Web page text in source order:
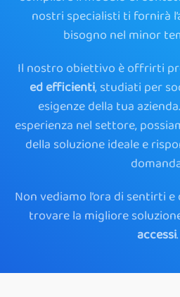
nostri specialisti ti fornirà
bisogno nel minor
Il nostro obiettivo è offrirti
ed efficienti, studiati per
esigenze della tua
esperienza nel settore,
della soluzione ideale e
Non vediamo l’ora di sentirti
trovare la migliore
accessi.